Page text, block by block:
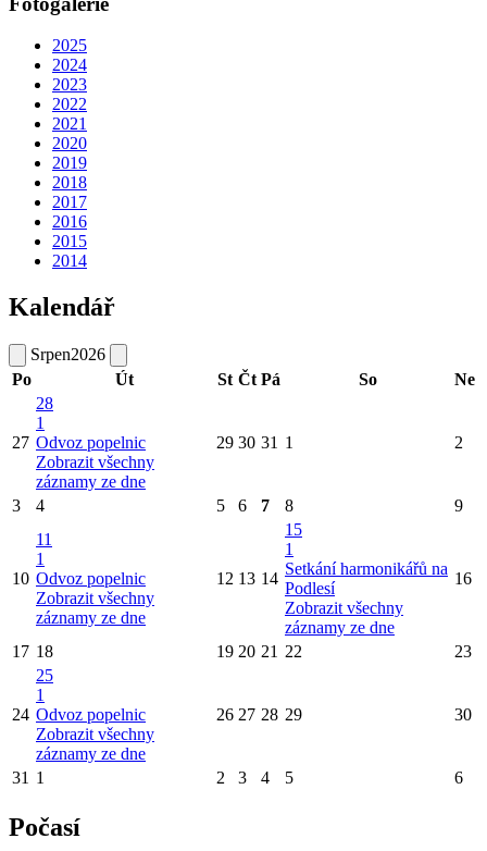
2025
2024
2023
2022
2021
2020
2019
2018
2017
2016
2015
2014
Kalendář
Srpen2026
Po
Út St Čt Pá So Ne
27
28
1
Odvoz popelnic
Zobrazit všechny
záznamy ze dne
29 30 31 1 2
3 4 5 6 7 8 9
10
11
1
Odvoz popelnic
Zobrazit všechny
záznamy ze dne
12 13 14
15
1
Setkání harmonikářů na
Podlesí
Zobrazit všechny
záznamy ze dne
16
17 18 19 20 21 22 23
24
25
1
Odvoz popelnic
Zobrazit všechny
záznamy ze dne
26 27 28 29 30
31 1 2 3 4 5 6
Počasí